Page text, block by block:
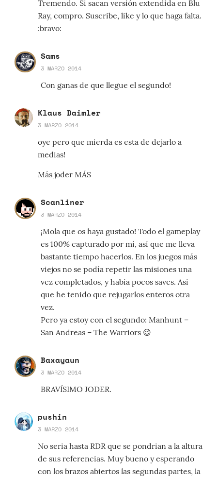
Tremendo. Si sacan versión extendida en Blu
Ray, compro. Suscribe, like y lo que haga falta.
:bravo:
Sams
3 MARZO 2014
Con ganas de que llegue el segundo!
Klaus Daimler
3 MARZO 2014
oye pero que mierda es esta de dejarlo a
medias!
Más joder MÁS
Scanliner
3 MARZO 2014
¡Mola que os haya gustado! Todo el gameplay
es 100% capturado por mí, así que me lleva
bastante tiempo hacerlos. En los juegos más
viejos no se podía repetir las misiones una
vez completados, y había pocos saves. Así
que he tenido que rejugarlos enteros otra
vez.
Pero ya estoy con el segundo: Manhunt –
San Andreas – The Warriors 😉
Baxayaun
3 MARZO 2014
BRAVÍSIMO JODER.
pushin
3 MARZO 2014
No seria hasta RDR que se pondrian a la altura
de sus referencias. Muy bueno y esperando
con los brazos abiertos las segundas partes, la